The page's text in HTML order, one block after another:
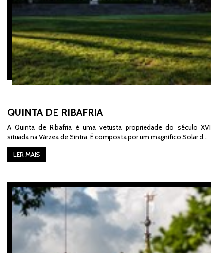
QUINTA DE RIBAFRIA
A Quinta de Ribafria é uma vetusta propriedade do século XVI
situada na Várzea de Sintra. É composta por um magnífico Solar d…
LER MAIS